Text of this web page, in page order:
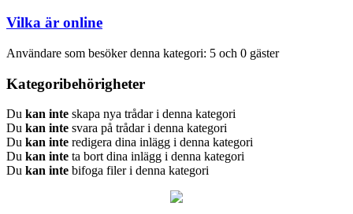
Vilka är online
Användare som besöker denna kategori: 5 och 0 gäster
Kategoribehörigheter
Du kan inte skapa nya trådar i denna kategori
Du kan inte svara på trådar i denna kategori
Du kan inte redigera dina inlägg i denna kategori
Du kan inte ta bort dina inlägg i denna kategori
Du kan inte bifoga filer i denna kategori